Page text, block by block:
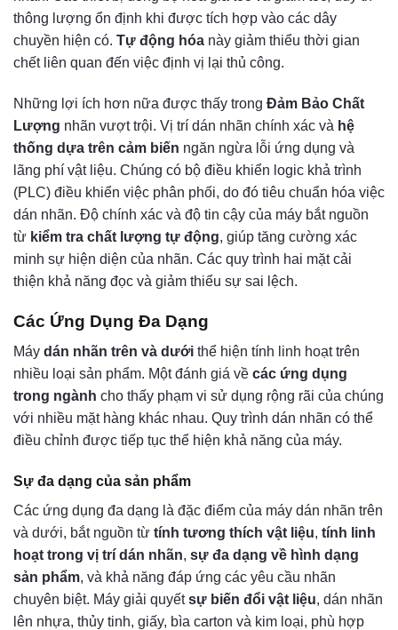
thông lượng ổn định khi được tích hợp vào các dây
chuyền hiện có. Tự động hóa này giảm thiểu thời gian
chết liên quan đến việc định vị lại thủ công.
Những lợi ích hơn nữa được thấy trong Đảm Bảo Chất
Lượng nhãn vượt trội. Vị trí dán nhãn chính xác và hệ
thống dựa trên cảm biến ngăn ngừa lỗi ứng dụng và
lãng phí vật liệu. Chúng có bộ điều khiển logic khả trình
(PLC) điều khiển việc phân phối, do đó tiêu chuẩn hóa việc
dán nhãn. Độ chính xác và độ tin cậy của máy bắt nguồn
từ kiểm tra chất lượng tự động, giúp tăng cường xác
minh sự hiện diện của nhãn. Các quy trình hai mặt cải
thiện khả năng đọc và giảm thiểu sự sai lệch.
Các Ứng Dụng Đa Dạng
Máy dán nhãn trên và dưới thể hiện tính linh hoạt trên
nhiều loại sản phẩm. Một đánh giá về các ứng dụng
trong ngành cho thấy phạm vi sử dụng rộng rãi của chúng
với nhiều mặt hàng khác nhau. Quy trình dán nhãn có thể
điều chỉnh được tiếp tục thể hiện khả năng của máy.
Sự đa dạng của sản phẩm
Các ứng dụng đa dạng là đặc điểm của máy dán nhãn trên
và dưới, bắt nguồn từ tính tương thích vật liệu, tính linh
hoạt trong vị trí dán nhãn, sự đa dạng về hình dạng
sản phẩm, và khả năng đáp ứng các yêu cầu nhãn
chuyên biệt. Máy giải quyếtsự biến đổi vật liệu, dán nhãn
lên nhựa, thủy tinh, giấy, bìa carton và kim loại, phù hợp